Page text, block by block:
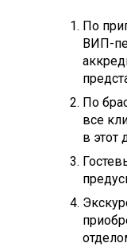
По
ВИП-
По
все
в этот